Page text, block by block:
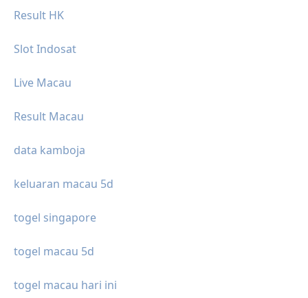
Result HK
Slot Indosat
Live Macau
Result Macau
data kamboja
keluaran macau 5d
togel singapore
togel macau 5d
togel macau hari ini